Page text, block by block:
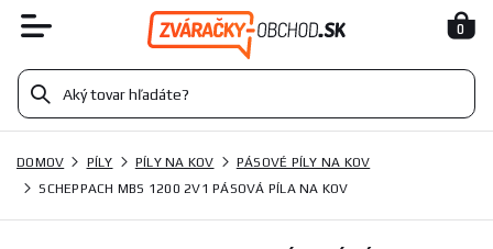
0
DOMOV PÍLY PÍLY NA KOV
PÁSOVÉ PÍLY NA KOV
SCHEPPACH MBS 1200 2V1 PÁSOVÁ PÍLA NA KOV